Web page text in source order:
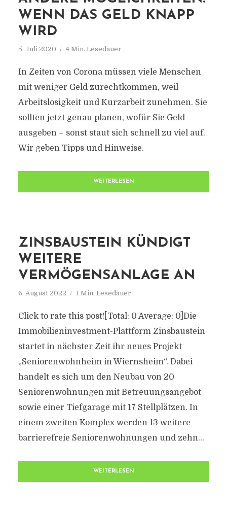
WENN DAS GELD KNAPP
WIRD
5. Juli 2020 4 Min. Lesedauer
In Zeiten von Corona müssen viele Menschen
mit weniger Geld zurechtkommen, weil
Arbeitslosigkeit und Kurzarbeit zunehmen. Sie
sollten jetzt genau planen, wofür Sie Geld
ausgeben – sonst staut sich schnell zu viel auf.
Wir geben Tipps und Hinweise.
WEITERLESEN
ZINSBAUSTEIN KÜNDIGT
WEITERE
VERMÖGENSANLAGE AN
6. August 2022 1 Min. Lesedauer
Click to rate this post![Total: 0 Average: 0]Die
Immobilieninvestment-Plattform Zinsbaustein
startet in nächster Zeit ihr neues Projekt
„Seniorenwohnheim in Wiernsheim“. Dabei
handelt es sich um den Neubau von 20
Seniorenwohnungen mit Betreuungsangebot
sowie einer Tiefgarage mit 17 Stellplätzen. In
einem zweiten Komplex werden 13 weitere
barrierefreie Seniorenwohnungen und zehn...
WEITERLESEN